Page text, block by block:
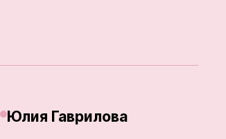
Юлия Гаврилова